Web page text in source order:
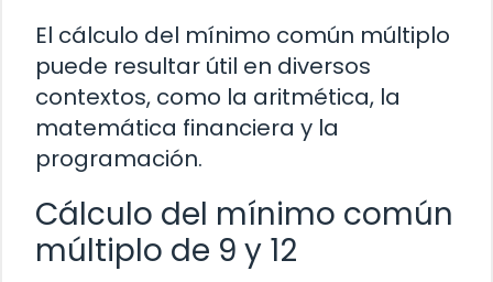
El cálculo del mínimo común múltiplo
puede resultar útil en diversos
contextos, como la aritmética, la
matemática financiera y la
programación.
Cálculo del mínimo común
múltiplo de 9 y 12